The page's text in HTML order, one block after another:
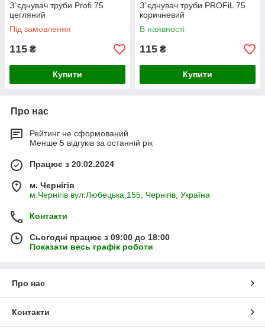
З`єднувач труби Profi 75
цегляний
Під замовлення
115 ₴
Купити
З`єднувач труби PROFiL 75
коричневий
В наявності
115 ₴
Купити
Про нас
Рейтинг не сформований
Менше 5 відгуків за останній рік
Працює з 20.02.2024
м. Чернігів
м.Чернігів вул.Любецька,155, Чернігів, Україна
Контакти
Сьогодні працює з 09:00 до 18:00
Показати весь графік роботи
Про нас
Контакти